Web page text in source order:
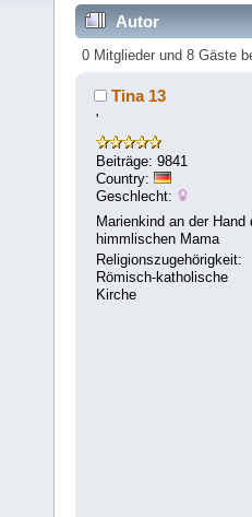
Autor
0 Mitglieder und 8 Gäste
Tina 13
'
Beiträge: 9841
Country:
Geschlecht:
Marienkind an der Hand
himmlischen Mama
Religionszugehörigkeit:
Römisch-katholische
Kirche